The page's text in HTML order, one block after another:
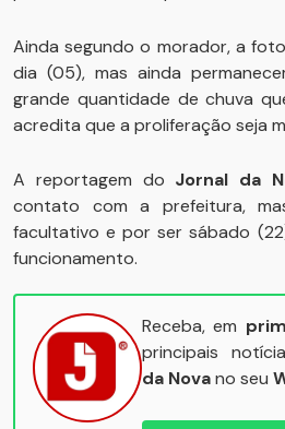
Ainda segundo o morador, a
dia (05), mas ainda
grande quantidade de chuva
acredita que a proliferação seja
A reportagem do Jornal da
contato com a prefeitura,
facultativo e por ser sábado
funcionamento.
Receba, em
principais
da Novano seu